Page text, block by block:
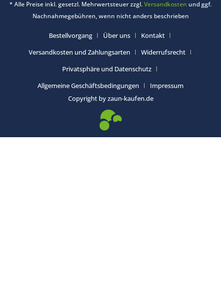
* Alle Preise inkl. gesetzl. Mehrwertsteuer zzgl.Versandkosten und ggf.
Nachnahmegebühren, wenn nicht anders beschrieben
Bestellvorgang Über uns
Kontakt
Versandkosten und Zahlungsarten
Widerrufsrecht
Privatsphäre und Datenschutz
Allgemeine Geschäftsbedingungen
Impressum
Copyright by zaun-kaufen.de